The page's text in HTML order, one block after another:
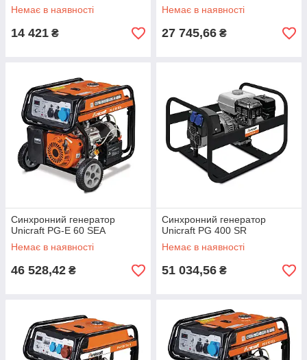
Немає в наявності
14 421 ₴
Немає в наявності
27 745,66 ₴
Синхронний генератор
Unicraft PG-E 60 SEA
Немає в наявності
46 528,42 ₴
Синхронний генератор
Unicraft PG 400 SR
Немає в наявності
51 034,56 ₴